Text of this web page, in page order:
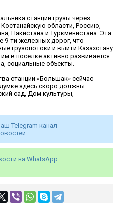
станции грузы через
области, Россию,
Пакистана и Туркменистана. Эта
9-ти железных дорог, что
грузопотоки и выйти Казахстану
в поселке активно развивается
социальные объекты.
станции «Большак» сейчас
здесь скоро должны
сад, Дом культуры,
Telegram канал -
на WhatsApp